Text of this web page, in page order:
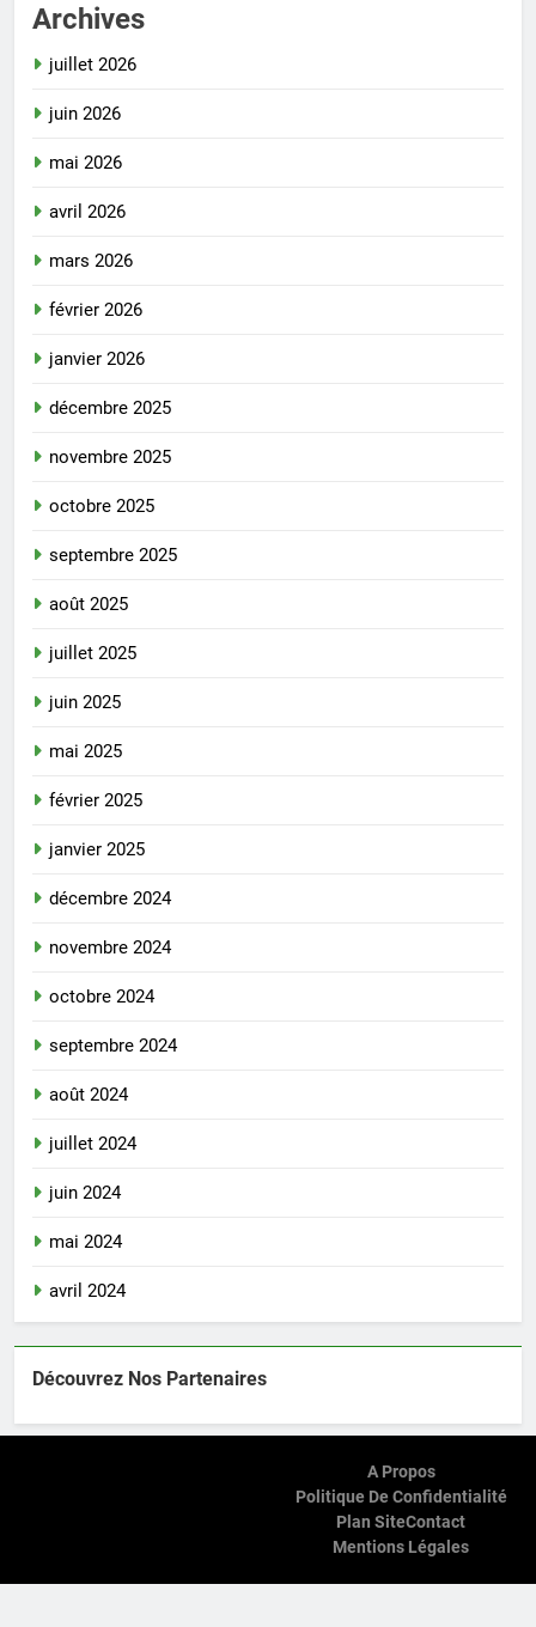
Archives
juillet 2026
juin 2026
mai 2026
avril 2026
mars 2026
février 2026
janvier 2026
décembre 2025
novembre 2025
octobre 2025
septembre 2025
août 2025
juillet 2025
juin 2025
mai 2025
février 2025
janvier 2025
décembre 2024
novembre 2024
octobre 2024
septembre 2024
août 2024
juillet 2024
juin 2024
mai 2024
avril 2024
Découvrez Nos Partenaires
A Propos
Politique De Confidentialité
Plan SiteContact
Mentions Légales